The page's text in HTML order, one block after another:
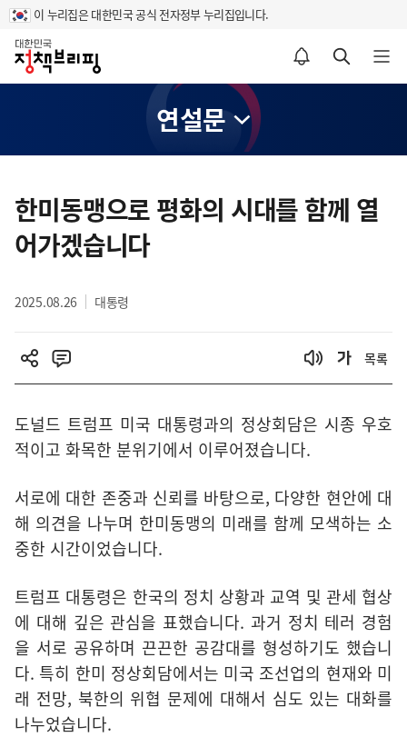
이 누리집은 대한민국 공식 전자정부 누리집입니다.
홈
알림설정 바로가기 검색 바로가기 메뉴 열기
연설문
텐
츠
영
한미동맹으로 평화의 시대를 함께 열
어가겠습니다
2025.08.26 대통령
목록
도널드 트럼프 미국 대통령과의 정상회담은 시종 우호
적이고 화목한 분위기에서 이루어졌습니다.
서로에 대한 존중과 신뢰를 바탕으로, 다양한 현안에 대
해 의견을 나누며 한미동맹의 미래를 함께 모색하는 소
중한 시간이었습니다.
트럼프 대통령은 한국의 정치 상황과 교역 및 관세 협상
에 대해 깊은 관심을 표했습니다. 과거 정치 테러 경험
을 서로 공유하며 끈끈한 공감대를 형성하기도 했습니
다. 특히 한미 정상회담에서는 미국 조선업의 현재와 미
래 전망, 북한의 위협 문제에 대해서 심도 있는 대화를
나누었습니다.